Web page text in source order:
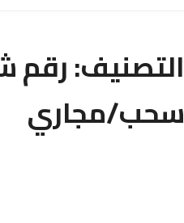
التصنيف:رقم
سحب/مجاري